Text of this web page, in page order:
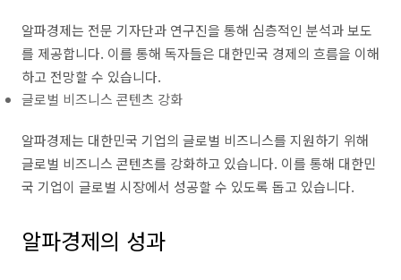
알파경제는 전문 기자단과 연구진을 통해 심층적인 분석과 보도
를 제공합니다. 이를 통해 독자들은 대한민국 경제의 흐름을 이해
하고 전망할 수 있습니다.
글로벌 비즈니스 콘텐츠 강화
알파경제는 대한민국 기업의 글로벌 비즈니스를 지원하기 위해
글로벌 비즈니스 콘텐츠를 강화하고 있습니다. 이를 통해 대한민
국 기업이 글로벌 시장에서 성공할 수 있도록 돕고 있습니다.
알파경제의 성과